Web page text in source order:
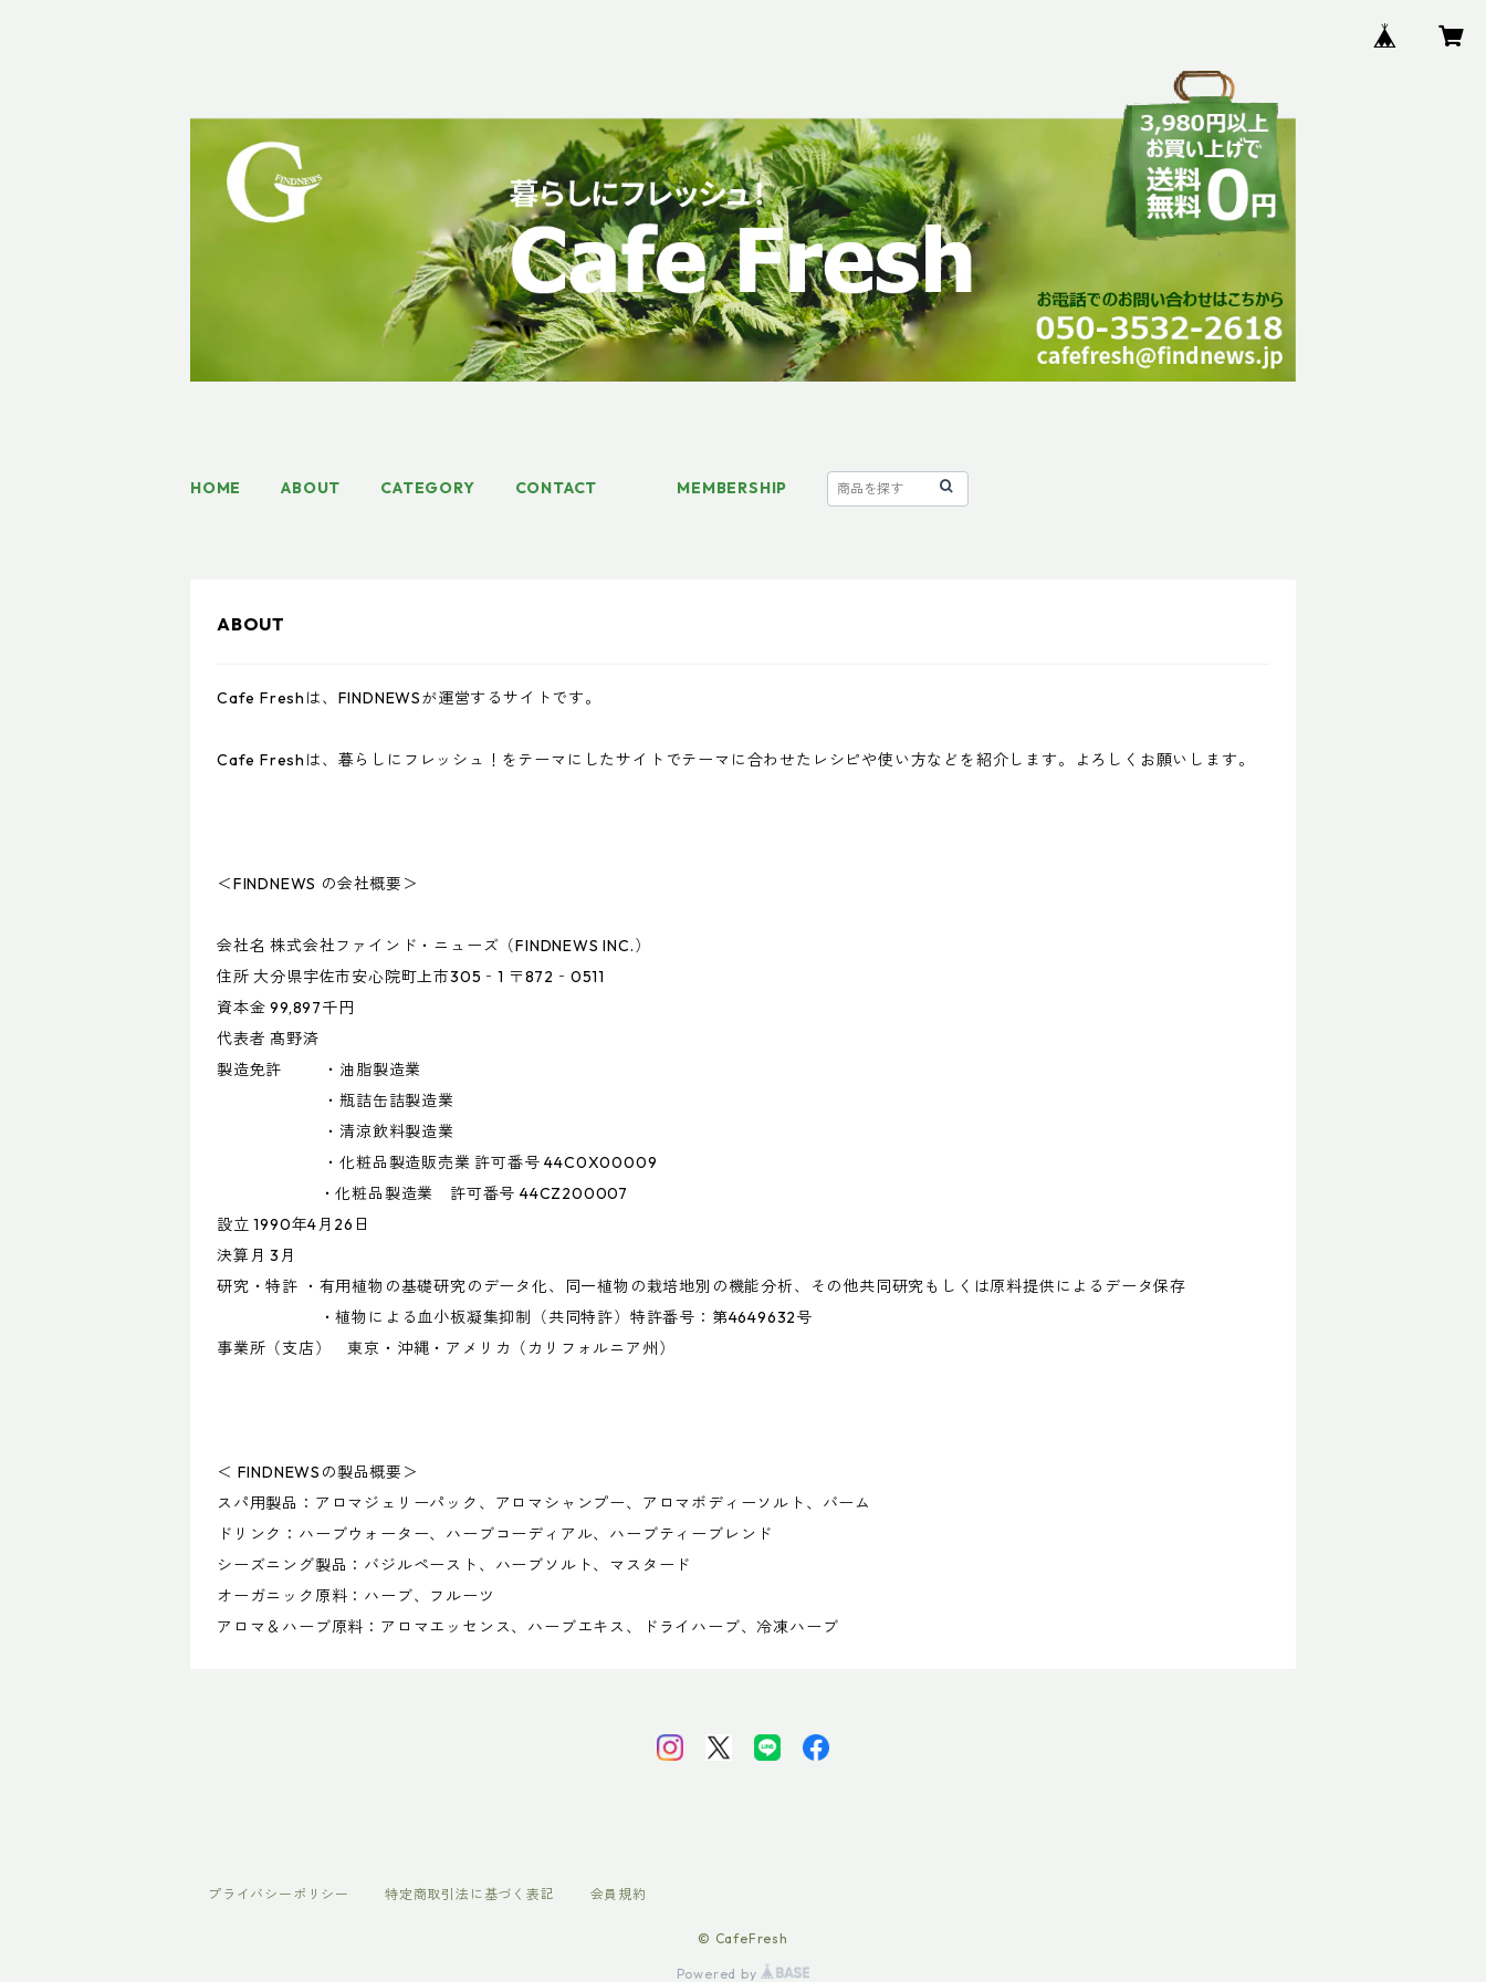
HOME ABOUT CATEGORY CONTACT MEMBERSHIP
ABOUT
Cafe Freshは、FINDNEWSが運営するサイトです。
Cafe Freshは、暮らしにフレッシュ！をテーマにしたサイトでテーマに合わせたレシピや使い方などを紹介します。よろしくお願いします。
＜FINDNEWS の会社概要＞
会社名 株式会社ファインド・ニューズ（FINDNEWS INC.）
住所 大分県宇佐市安心院町上市305‐1 〒872‐0511
資本金 99,897千円
代表者 髙野済
製造免許 ・油脂製造業
・瓶詰缶詰製造業
・清涼飲料製造業
・化粧品製造販売業 許可番号 44C0X00009
・化粧品製造業 許可番号 44CZ200007
設立 1990年4月26日
決算月 3月
研究・特許 ・有用植物の基礎研究のデータ化、同一植物の栽培地別の機能分析、その他共同研究もしくは原料提供によるデータ保存
・植物による血小板凝集抑制（共同特許）特許番号：第4649632号
事業所（支店） 東京・沖縄・アメリカ（カリフォルニア州）
＜ FINDNEWSの製品概要＞
スパ用製品：アロマジェリーパック、アロマシャンプー、アロマボディーソルト、バーム
ドリンク：ハーブウォーター、ハーブコーディアル、ハーブティーブレンド
シーズニング製品：バジルペースト、ハーブソルト、マスタード
オーガニック原料：ハーブ、フルーツ
アロマ＆ハーブ原料：アロマエッセンス、ハーブエキス、ドライハーブ、冷凍ハーブ
プライバシーポリシー 特定商取引法に基づく表記 会員規約
© CafeFresh
Powered by